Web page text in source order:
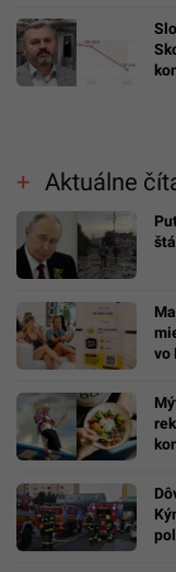
Aktuálne
vo